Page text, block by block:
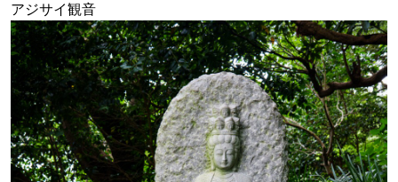
アジサイ観音